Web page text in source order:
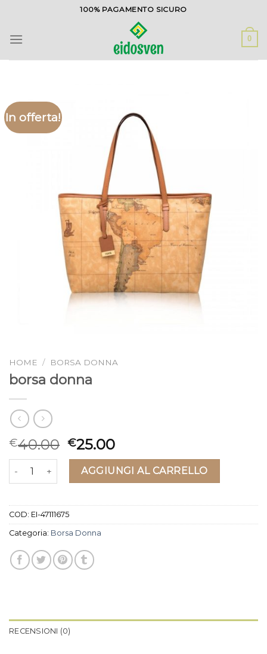
contenuti
100% PAGAMENTO SICURO
0
In offerta!
HOME / BORSA DONNA
borsa donna
€40.00 €25.00
borsa donna quantitàAGGIUNGI AL CARRELLO
COD: EI-47111675
Categoria: Borsa Donna
RECENSIONI (0)